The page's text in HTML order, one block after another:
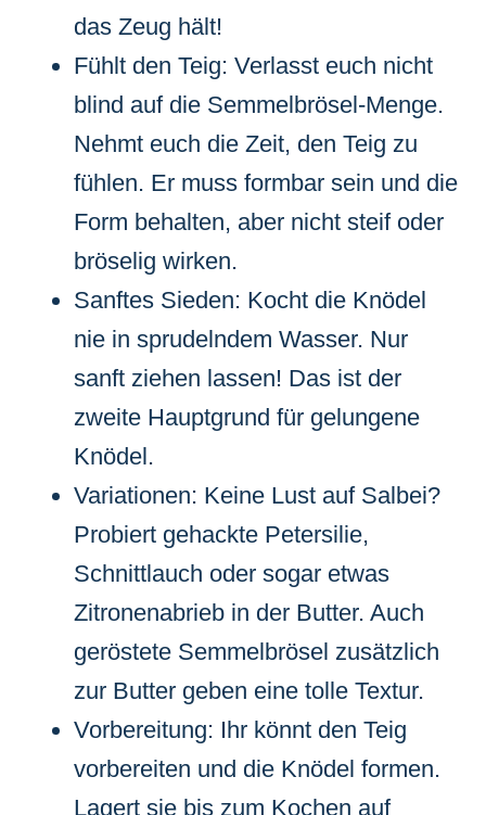
das Zeug hält!
Fühlt den Teig: Verlasst euch nicht
blind auf die Semmelbrösel-Menge.
Nehmt euch die Zeit, den Teig zu
fühlen. Er muss formbar sein und die
Form behalten, aber nicht steif oder
bröselig wirken.
Sanftes Sieden: Kocht die Knödel
nie in sprudelndem Wasser. Nur
sanft ziehen lassen! Das ist der
zweite Hauptgrund für gelungene
Knödel.
Variationen: Keine Lust auf Salbei?
Probiert gehackte Petersilie,
Schnittlauch oder sogar etwas
Zitronenabrieb in der Butter. Auch
geröstete Semmelbrösel zusätzlich
zur Butter geben eine tolle Textur.
Vorbereitung: Ihr könnt den Teig
vorbereiten und die Knödel formen.
Lagert sie bis zum Kochen auf